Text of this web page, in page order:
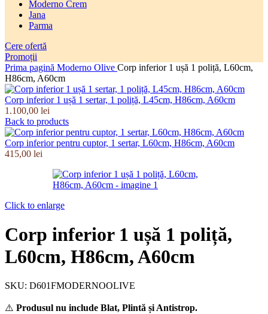
Moderno Crem
Jana
Parma
Cere ofertă
Promoții
Prima pagină Moderno Olive Corp inferior 1 ușă 1 poliță, L60cm,
H86cm, A60cm
Corp inferior 1 ușă 1 sertar, 1 poliță, L45cm, H86cm, A60cm
1.100,00 lei
Back to products
Corp inferior pentru cuptor, 1 sertar, L60cm, H86cm, A60cm
415,00 lei
Click to enlarge
Corp inferior 1 ușă 1 poliță,
L60cm, H86cm, A60cm
SKU: D601FMODERNOOLIVE
⚠️ Produsul nu include Blat, Plintă și Antistrop.